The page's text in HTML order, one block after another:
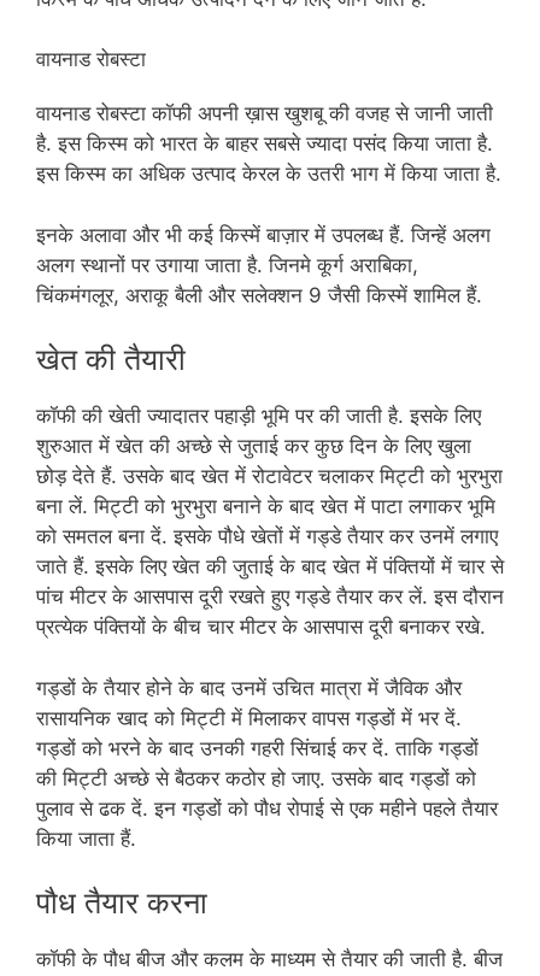
वायनाड रोबस्टा
वायनाड रोबस्टा कॉफी अपनी ख़ास खुशबू की वजह से जानी जाती
है. इस किस्म को भारत के बाहर सबसे ज्यादा पसंद किया जाता है.
इस किस्म का अधिक उत्पाद केरल के उतरी भाग में किया जाता है.
इनके अलावा और भी कई किस्में बाज़ार में उपलब्ध हैं. जिन्हें अलग
अलग स्थानों पर उगाया जाता है. जिनमे कूर्ग अराबिका,
चिंकमंगलूर, अराकू बैली और सलेक्शन 9 जैसी किस्में शामिल हैं.
खेत की तैयारी
कॉफी की खेती ज्यादातर पहाड़ी भूमि पर की जाती है. इसके लिए
शुरुआत में खेत की अच्छे से जुताई कर कुछ दिन के लिए खुला
छोड़ देते हैं. उसके बाद खेत में रोटावेटर चलाकर मिट्टी को भुरभुरा
बना लें. मिट्टी को भुरभुरा बनाने के बाद खेत में पाटा लगाकर भूमि
को समतल बना दें. इसके पौधे खेतों में गड्डे तैयार कर उनमें लगाए
जाते हैं. इसके लिए खेत की जुताई के बाद खेत में पंक्तियों में चार से
पांच मीटर के आसपास दूरी रखते हुए गड्डे तैयार कर लें. इस दौरान
प्रत्येक पंक्तियों के बीच चार मीटर के आसपास दूरी बनाकर रखे.
गड्डों के तैयार होने के बाद उनमें उचित मात्रा में जैविक और
रासायनिक खाद को मिट्टी में मिलाकर वापस गड्डों में भर दें.
गड्डों को भरने के बाद उनकी गहरी सिंचाई कर दें. ताकि गड्डों
की मिट्टी अच्छे से बैठकर कठोर हो जाए. उसके बाद गड्डों को
पुलाव से ढक दें. इन गड्डों को पौध रोपाई से एक महीने पहले तैयार
किया जाता हैं.
पौध तैयार करना
कॉफी के पौध बीज और कलम के माध्यम से तैयार की जाती है. बीज